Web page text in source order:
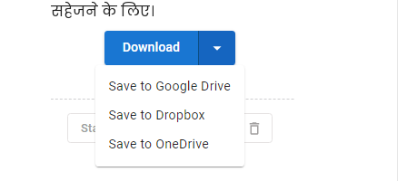
सहेजने के लिए।